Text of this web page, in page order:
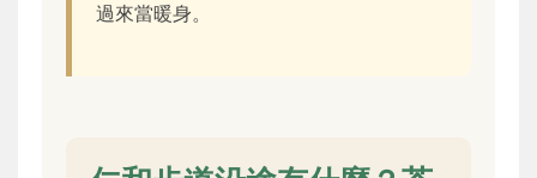
過來當暖身。